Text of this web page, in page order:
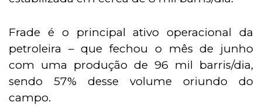
Frade é o principal ativo operacional da
petroleira – que fechou o mês de junho
com uma produção de 96 mil barris/dia,
sendo 57% desse volume oriundo do
campo.